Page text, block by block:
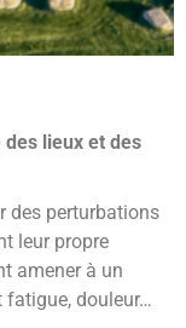
lieux et des
des perturbations
leur propre
amener à un
douleur…